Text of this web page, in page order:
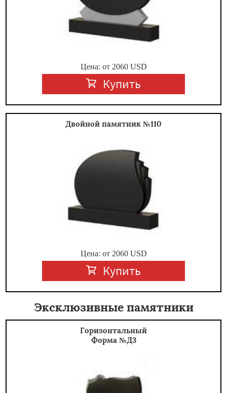
Цена: от 2060USD
Купить
Двойной памятник №110
Цена: от 2060USD
Купить
Эксклюзивные памятники
Горизонтальный
Форма №Д3